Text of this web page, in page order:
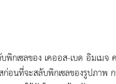
เซลของ เคออส-เบด อิมเมจ
อนที่จะสลับพิกเซลของรูปภาพ